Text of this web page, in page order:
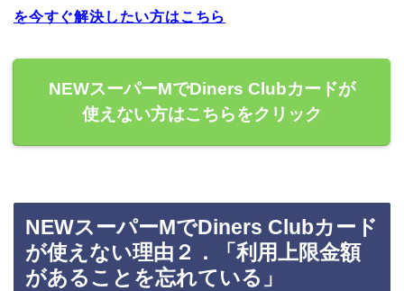
を今すぐ解決したい方はこちら
NEWスーパーMでDiners Clubカードが
使えない方はこちらをクリック
NEWスーパーMでDiners Clubカード
が使えない理由２．「利用上限金額
があることを忘れている」